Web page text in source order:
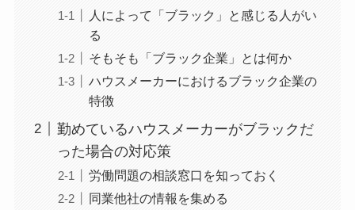
人によって「ブラック」と感じる人がい
る
そもそも「ブラック企業」とは何か
ハウスメーカーにおけるブラック企業の
特徴
勤めているハウスメーカーがブラックだ
った場合の対応策
労働問題の相談窓口を知っておく
同業他社の情報を集める